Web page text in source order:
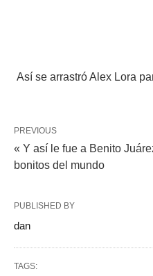
Así se arrastró Alex Lora
PREVIOUS
« Y así le fue a Benito
bonitos del mundo
PUBLISHED BY
dan
TAGS: